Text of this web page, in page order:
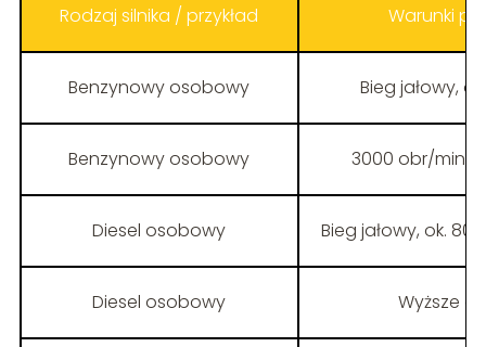
Rodzaj silnika / przykład Warunki
Benzynowy osobowy Bieg jałowy,
Benzynowy osobowy 3000 obr/min,
Diesel osobowy Bieg jałowy, ok.
Diesel osobowy Wyższe